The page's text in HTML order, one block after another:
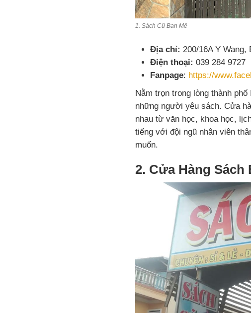
1. Sách Cũ Ban Mê
Địa chỉ: 200/16A Y Wang,
Điện thoại: 039 284 9727
Fanpage: https://
Nằm trọn trong lòng thành
những người yêu sách. Cửa
nhau từ văn học, khoa học,
tiếng với đội ngũ nhân viên
muốn.
2. Cửa Hàng Sách